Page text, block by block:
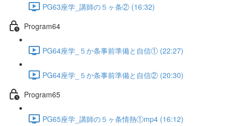
PG63座学_講師の５ヶ条② (16:32)
Program64
PG64座学_５か条事前準備と自信① (22:27)
PG64座学_５か条事前準備と自信② (20:30)
Program65
PG65座学_講師の５ヶ条情熱①mp4 (16:12)